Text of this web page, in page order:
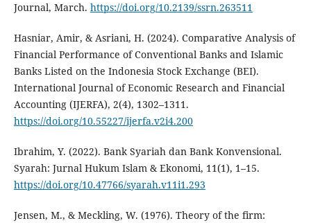
Journal, March. https://doi.org/10.2139/ssrn.263511
Hasniar, Amir, & Asriani, H. (2024). Comparative Analysis of
Financial Performance of Conventional Banks and Islamic
Banks Listed on the Indonesia Stock Exchange (BEI).
International Journal of Economic Research and Financial
Accounting (IJERFA), 2(4), 1302–1311.
https://doi.org/10.55227/ijerfa.v2i4.200
Ibrahim, Y. (2022). Bank Syariah dan Bank Konvensional.
Syarah: Jurnal Hukum Islam & Ekonomi, 11(1), 1–15.
https://doi.org/10.47766/syarah.v11i1.293
Jensen, M., & Meckling, W. (1976). Theory of the firm: